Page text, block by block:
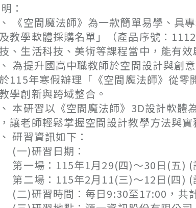
：
《空間魔法師》為一款簡單易學、具
教學軟體採購名單」（產品序號：
、生活科技、美術等課程當中，能有
為提升國高中職教師於空間設計與創
115年寒假辦理「《空間魔法師》從
學創新與跨域整合。
本研習以《空間魔法師》3D設計軟體
讓老師輕鬆掌握空間設計教學方法與實
研習資訊如下：
)研習日期：
一場：115年1月29(四)～30日(五) (
二場：115年2月11(三)～12日(四) (
)研習時間：每日9:30至17:00，共